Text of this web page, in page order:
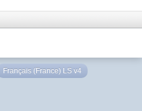
Français (France) LS v4